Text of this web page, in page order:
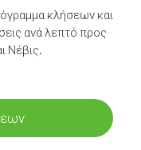
κλήσεων και
ανά λεπτό προς
Νέβις.